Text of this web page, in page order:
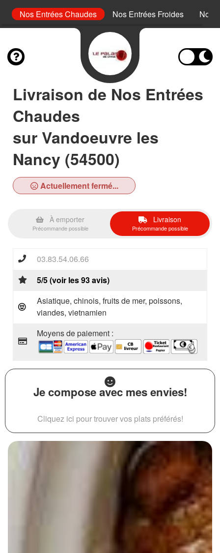
Nos Entrées Chaudes Nos Entrées Froides Nos
Livraison de Nos Entrées
Chaudes
sur Vandoeuvre les
Nancy (54500)
Actuellement fermé...
À emporter
Précommande possible
Livraison
Précommande possible
03.83.54.06.66
5/5 (voir les 93 avis)
Asiatique, chinois, fruits de mer, poissons,
viandes, vietnamien
Moyens de paiement :
Je compose avec mes envies!
Cliquez ici pour trouver vos plats préférés!